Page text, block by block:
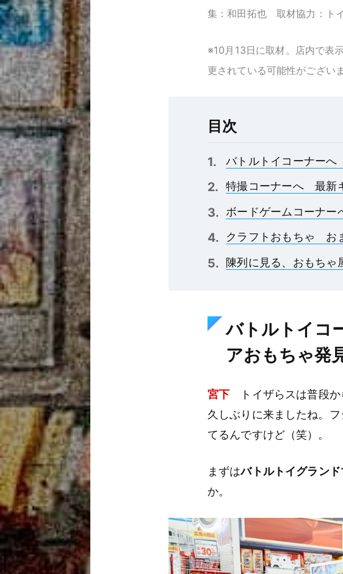
集：和田拓也 取材協力：ト
※10月13日に取材。店内で表
更されている可能性がござい
目次
バトルトイコーナー
特撮コーナーへ 最新
ボードゲームコーナ
クラフトおもちゃ お
陳列に見る、おもちゃ
バトルトイコ
アおもちゃ発
宮下 トイザらスは普段か
久しぶりに来ましたね。
てるんですけど（笑）。
まずはバトルトイグラン
か。